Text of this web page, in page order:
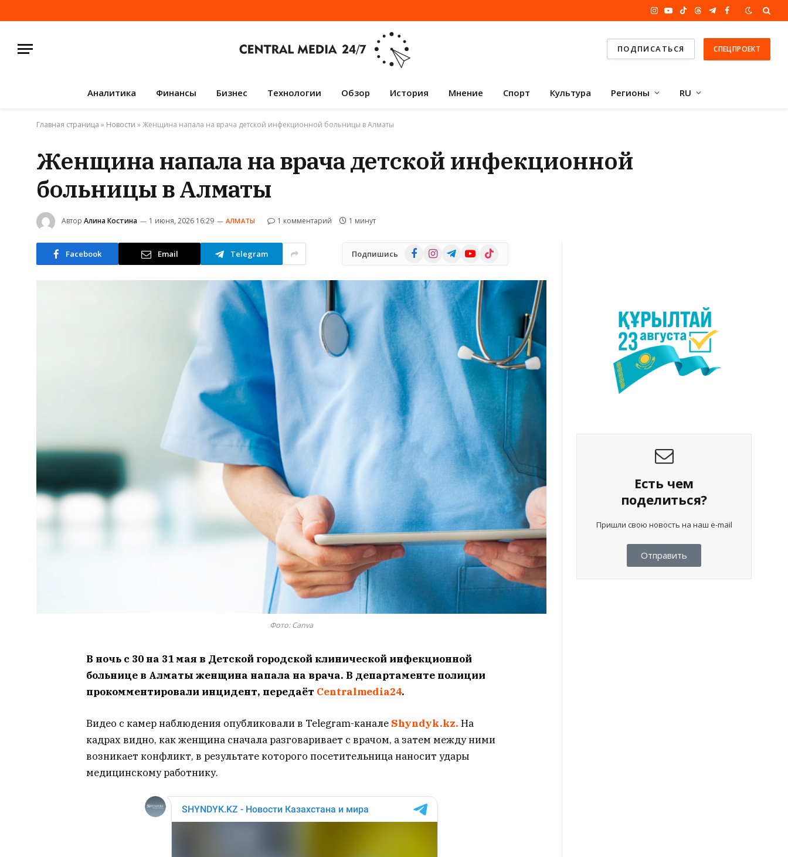
Instagram
YouTube
TikTokThreadsTelegram
Facebook
ПОДПИСАТЬСЯ СПЕЦПРОЕКТ
Аналитика Финансы Бизнес Технологии Обзор История Мнение Спорт Культура Регионы RU
Главная страница » Новости »Женщина напала на врача детской инфекционной больницы в Алматы
Женщина напала на врача детской инфекционной
больницы в Алматы
Автор Алина Костина 1 июня, 2026 16:29 АЛМАТЫ 1 комментарий 1 минут
Facebook Email Telegram Подпишись FacebookInstagramTelegramYouTube
TikTok
Фото: Canva
В ночь с 30 на 31 мая в Детской городской клинической инфекционной
больнице в Алматы женщина напала на врача. В департаменте полиции
прокомментировали инцидент, передаёт Centralmedia24.
Видео с камер наблюдения опубликовали в Telegram-канале Shyndyk.kz. На
кадрах видно, как женщина сначала разговаривает с врачом, а затем между ними
возникает конфликт, в результате которого посетительница наносит удары
медицинскому работнику.
Есть чем
поделиться?
Пришли свою новость на наш e-mail
Отправить